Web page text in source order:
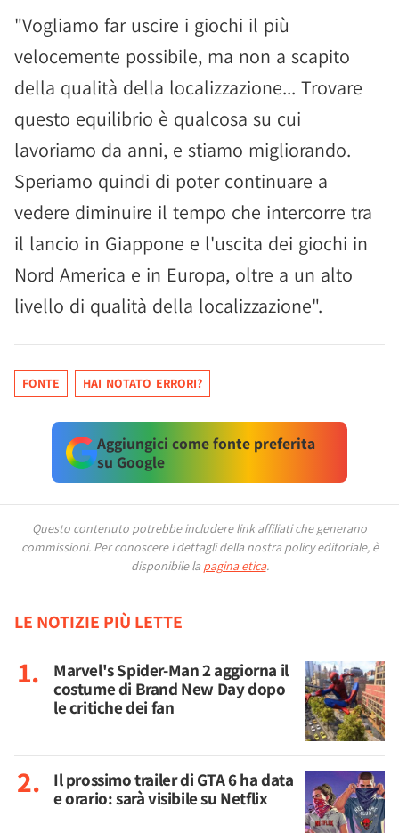
"Vogliamo far uscire i giochi il più
velocemente possibile, ma non a scapito
della qualità della localizzazione... Trovare
questo equilibrio è qualcosa su cui
lavoriamo da anni, e stiamo migliorando.
Speriamo quindi di poter continuare a
vedere diminuire il tempo che intercorre tra
il lancio in Giappone e l'uscita dei giochi in
Nord America e in Europa, oltre a un alto
livello di qualità della localizzazione".
FONTE HAI NOTATO ERRORI?
Aggiungici come fonte preferita
su Google
Questo contenuto potrebbe includere link affiliati che generano
commissioni. Per conoscere i dettagli della nostra policy editoriale, è
disponibile la pagina etica.
LE NOTIZIE PIÙ LETTE
Marvel's Spider-Man 2 aggiorna il
costume di Brand New Day dopo
le critiche dei fan
Il prossimo trailer di GTA 6 ha data
e orario: sarà visibile su Netflix